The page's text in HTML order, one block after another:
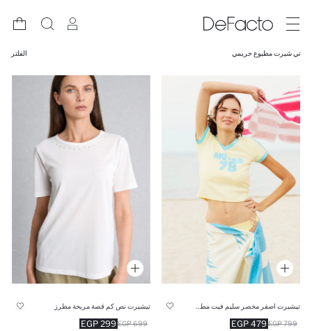
تي شيرت مطبوع حريمي الفلتر
479 EGP 799 EGP
تيشيرت نص كم قصة مريحة مطرز
299 EGP 699 EGP